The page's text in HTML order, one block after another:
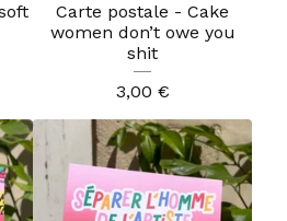
Carte postale - Cake
women don’t owe you
shit
3,00 €